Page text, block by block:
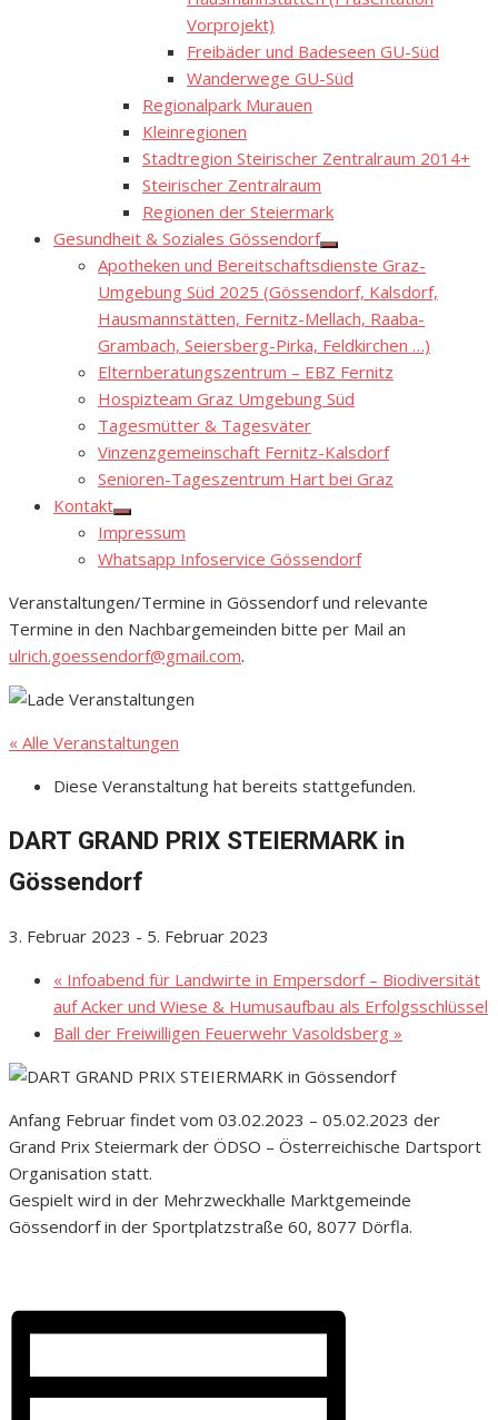
Vorprojekt)
Freibäder und Badeseen GU-Süd
Wanderwege GU-Süd
Regionalpark Murauen
Kleinregionen
Stadtregion Steirischer Zentralraum 2014+
Steirischer Zentralraum
Regionen der Steiermark
Gesundheit & Soziales Gössendorf
Show
sub
menu
Apotheken und Bereitschaftsdienste Graz-
Umgebung Süd 2025 (Gössendorf, Kalsdorf,
Hausmannstätten, Fernitz-Mellach, Raaba-
Grambach, Seiersberg-Pirka, Feldkirchen …)
Elternberatungszentrum – EBZ Fernitz
Hospizteam Graz Umgebung Süd
Tagesmütter & Tagesväter
Vinzenzgemeinschaft Fernitz-Kalsdorf
Senioren-Tageszentrum Hart bei Graz
Kontakt
Show
sub
menu
Impressum
Whatsapp Infoservice Gössendorf
Veranstaltungen/Termine in Gössendorf und relevante
Termine in den Nachbargemeinden bitte per Mail an
ulrich.goessendorf@gmail.com.
« Alle Veranstaltungen
Diese Veranstaltung hat bereits stattgefunden.
DART GRAND PRIX STEIERMARK in
Gössendorf
3. Februar 2023 - 5. Februar 2023
« Infoabend für Landwirte in Empersdorf – Biodiversität
auf Acker und Wiese & Humusaufbau als Erfolgsschlüssel
Ball der Freiwilligen Feuerwehr Vasoldsberg »
Anfang Februar findet vom 03.02.2023 – 05.02.2023 der
Grand Prix Steiermark der ÖDSO – Österreichische Dartsport
Organisation statt.
Gespielt wird in der Mehrzweckhalle Marktgemeinde
Gössendorf in der Sportplatzstraße 60, 8077 Dörfla.